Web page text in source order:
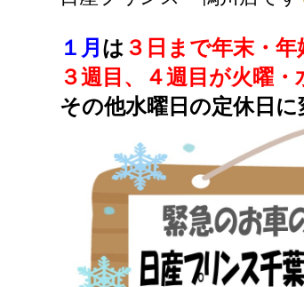
１月 は ３日まで年末・年
３週目、４週目が火曜・
その他水曜日の定休日に